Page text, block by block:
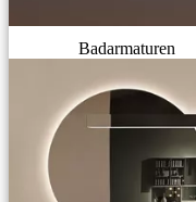
Badarmaturen